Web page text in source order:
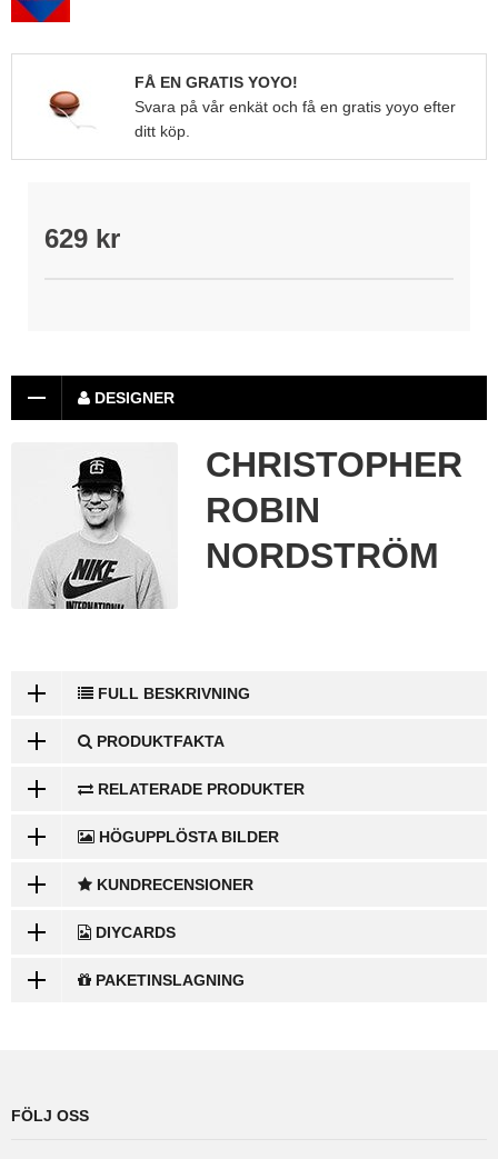
FÅ EN GRATIS YOYO!
Svara på vår enkät och få en gratis yoyo efter
ditt köp.
629 kr
DESIGNER
CHRISTOPHER
ROBIN
NORDSTRÖM
FULL BESKRIVNING
PRODUKTFAKTA
RELATERADE PRODUKTER
HÖGUPPLÖSTA BILDER
KUNDRECENSIONER
DIYCARDS
PAKETINSLAGNING
FÖLJ OSS